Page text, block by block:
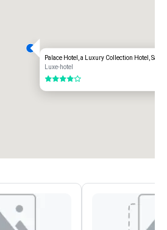
Palace Hotel, a Luxury Collection Hotel, San
Luxe-hotel
4 van 5